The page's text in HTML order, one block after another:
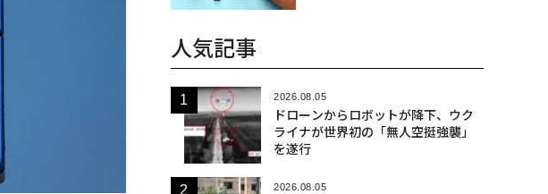
人気記事
2026.08.05
ドローンからロボットが降下、ウク
ライナが世界初の「無人空挺強襲」
を遂行
2026.08.05